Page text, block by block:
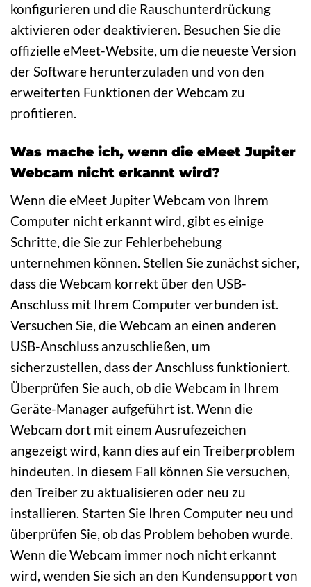
konfigurieren und die Rauschunterdrückung
aktivieren oder deaktivieren. Besuchen Sie die
offizielle eMeet-Website, um die neueste Version
der Software herunterzuladen und von den
erweiterten Funktionen der Webcam zu
profitieren.
Was mache ich, wenn die eMeet Jupiter
Webcam nicht erkannt wird?
Wenn die eMeet Jupiter Webcam von Ihrem
Computer nicht erkannt wird, gibt es einige
Schritte, die Sie zur Fehlerbehebung
unternehmen können. Stellen Sie zunächst sicher,
dass die Webcam korrekt über den USB-
Anschluss mit Ihrem Computer verbunden ist.
Versuchen Sie, die Webcam an einen anderen
USB-Anschluss anzuschließen, um
sicherzustellen, dass der Anschluss funktioniert.
Überprüfen Sie auch, ob die Webcam in Ihrem
Geräte-Manager aufgeführt ist. Wenn die
Webcam dort mit einem Ausrufezeichen
angezeigt wird, kann dies auf ein Treiberproblem
hindeuten. In diesem Fall können Sie versuchen,
den Treiber zu aktualisieren oder neu zu
installieren. Starten Sie Ihren Computer neu und
überprüfen Sie, ob das Problem behoben wurde.
Wenn die Webcam immer noch nicht erkannt
wird, wenden Sie sich an den Kundensupport von